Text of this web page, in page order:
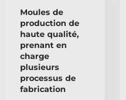
Moules de
production de
haute qualité,
prenant en
charge
plusieurs
processus de
fabrication